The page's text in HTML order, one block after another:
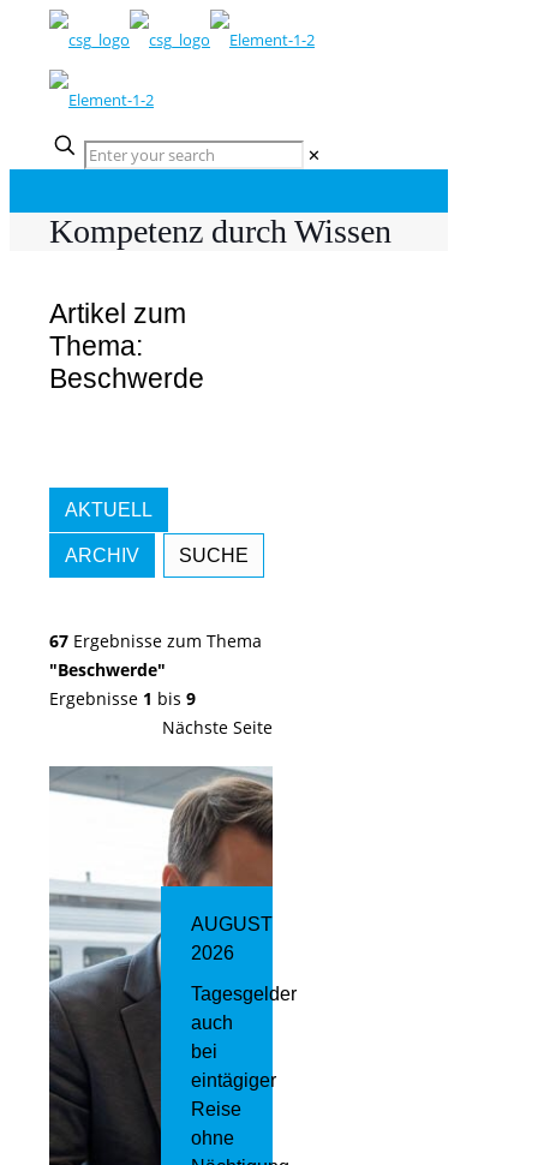
✕
Kompetenz durch Wissen
Artikel zum
Thema:
Beschwerde
AKTUELL
ARCHIV SUCHE
67 Ergebnisse zum Thema
"Beschwerde"
Ergebnisse 1 bis 9
Nächste Seite
AUGUST
2026
Tagesgelder
auch
bei
eintägiger
Reise
ohne